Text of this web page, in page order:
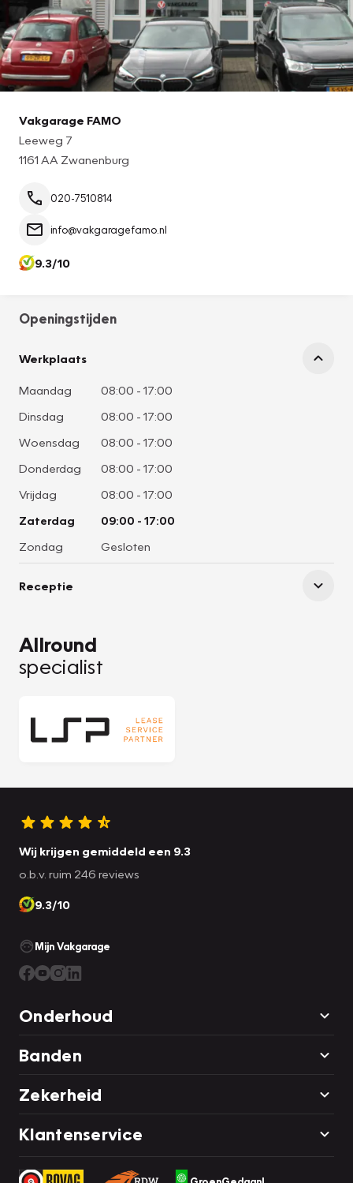
Vakgarage FAMO
Leeweg 7
1161 AA Zwanenburg
020-7510814
info@vakgaragefamo.nl
9.3/10
Openingstijden
Werkplaats
Maandag 08:00 - 17:00
Dinsdag
08:00 - 17:00
Woensdag
08:00 - 17:00
Donderdag
08:00 - 17:00
Vrijdag
08:00 - 17:00
Zaterdag
09:00 - 17:00
Zondag
Gesloten
Receptie
Allround
specialist
Wij krijgen gemiddeld een 9.3
o.b.v. ruim 246 reviews
9.3/10
Mijn Vakgarage
Onderhoud
Banden
Zekerheid
Klantenservice